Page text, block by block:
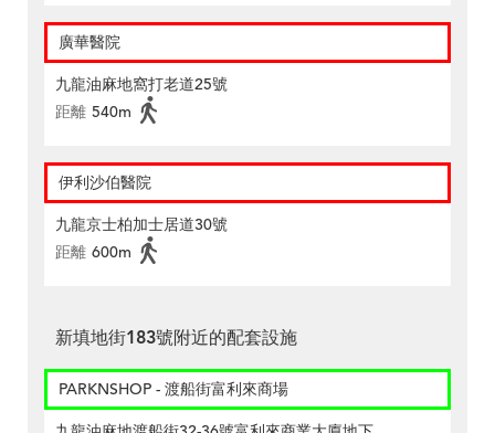
廣華醫院
九龍油麻地窩打老道25號
距離 540m
伊利沙伯醫院
九龍京士柏加士居道30號
距離 600m
新填地街183號附近的配套設施
PARKNSHOP - 渡船街富利來商場